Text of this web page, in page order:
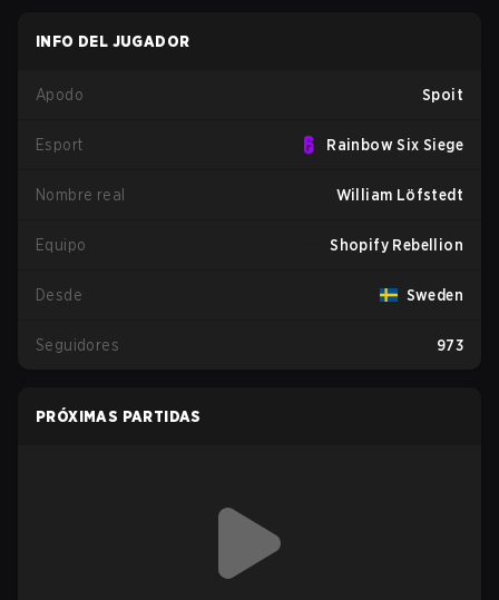
INFO DEL JUGADOR
Apodo Spoit
Esport Rainbow Six Siege
Nombre real William Löfstedt
Equipo Shopify Rebellion
Desde Sweden
Seguidores 973
PRÓXIMAS PARTIDAS